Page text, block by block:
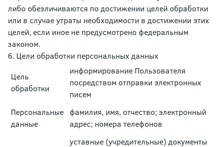
либо обезличиваются по достижении целей обработки
или в случае утраты необходимости в достижении этих
целей, если иное не предусмотрено федеральным
законом.
6. Цели обработки персональных данных
Цель
обработки
информирование Пользователя
посредством отправки электронных
писем
Персональные
данные
фамилия, имя, отчество; электронный
адрес; номера телефонов
уставные (учредительные) документы